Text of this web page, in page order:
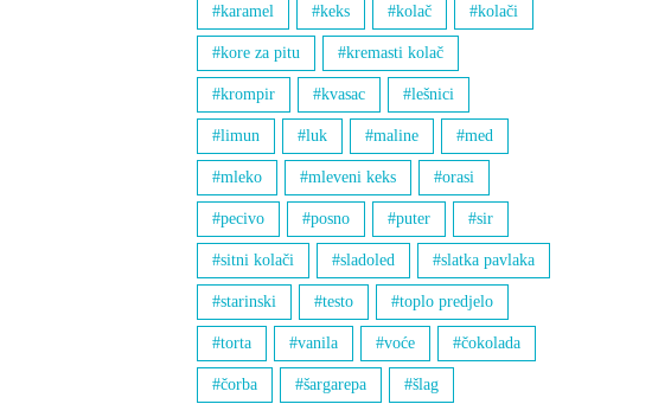
karamel keks kolač kolači
kore za pitu kremasti kolač
krompir kvasac lešnici
limun luk maline med
mleko mleveni keks orasi
pecivo posno puter sir
sitni kolači sladoled slatka pavlaka
starinski testo toplo predjelo
torta vanila voće čokolada
čorba šargarepa šlag